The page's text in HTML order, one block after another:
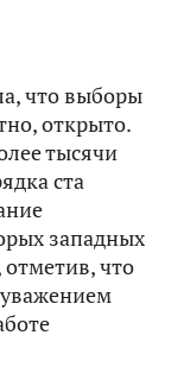
что выборы
открыто.
тысячи
ста
западных
что